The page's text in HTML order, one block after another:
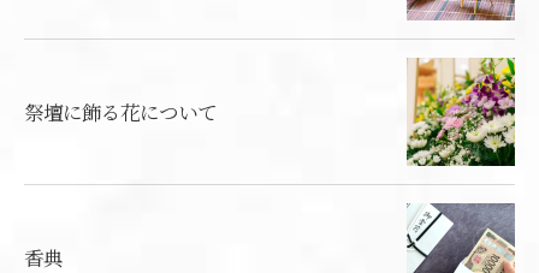
祭壇に飾る花について
香典